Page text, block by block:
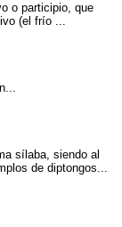
o participio, que
(el frío ...
sílaba, siendo al
de diptongos...